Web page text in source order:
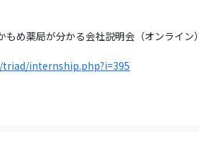
もめ薬局が分かる会社説明会（オンライ
internship.php?i=395